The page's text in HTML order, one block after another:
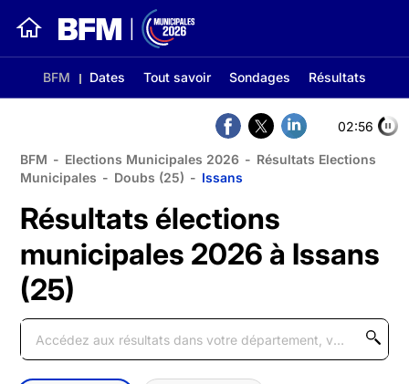
BFM Dates Tout savoir Sondages Résultats
02:56
BFM - Elections Municipales 2026 - Résultats Elections
Municipales - Doubs (25) - Issans
Résultats élections
municipales 2026 à Issans
(25)